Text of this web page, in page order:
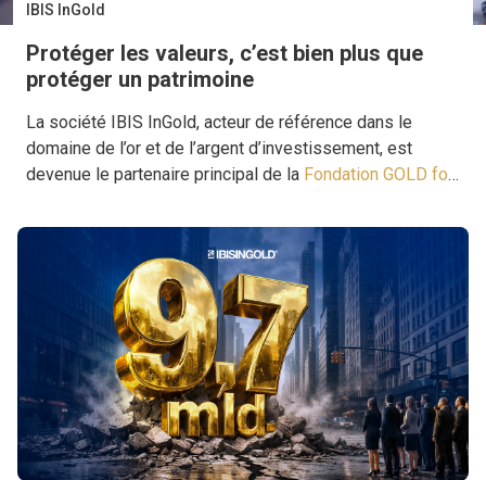
IBIS InGold
Protéger les valeurs, c’est bien plus que
protéger un patrimoine
La société IBIS InGold, acteur de référence dans le
domaine de l’or et de l’argent d’investissement, est
devenue le partenaire principal de la Fondation GOLD for
apportant une aide là où elle est la plus nécessaire.